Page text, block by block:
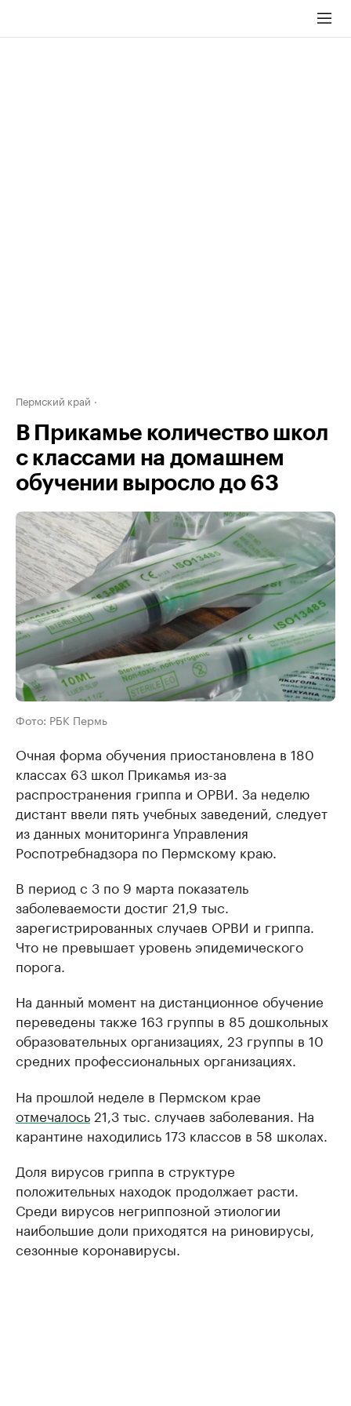
Пермский край
В Прикамье количество школ
с классами на домашнем
обучении выросло до 63
Фото: РБК Пермь
Очная форма обучения приостановлена в 180
классах 63 школ Прикамья из-за
распространения гриппа и ОРВИ. За неделю
дистант ввели пять учебных заведений, следует
из данных мониторинга Управления
Роспотребнадзора по Пермскому краю.
В период с 3 по 9 марта показатель
заболеваемости достиг 21,9 тыс.
зарегистрированных случаев ОРВИ и гриппа.
Что не превышает уровень эпидемического
порога.
На данный момент на дистанционное обучение
переведены также 163 группы в 85 дошкольных
образовательных организациях, 23 группы в 10
средних профессиональных организациях.
На прошлой неделе в Пермском крае
отмечалось 21,3 тыс. случаев заболевания. На
карантине находились 173 классов в 58 школах.
Доля вирусов гриппа в структуре
положительных находок продолжает расти.
Среди вирусов негриппозной этиологии
наибольшие доли приходятся на риновирусы,
сезонные коронавирусы.